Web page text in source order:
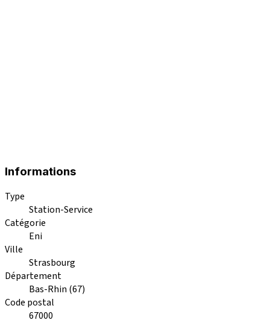
Informations
Type
Station-Service
Catégorie
Eni
Ville
Strasbourg
Département
Bas-Rhin (67)
Code postal
67000